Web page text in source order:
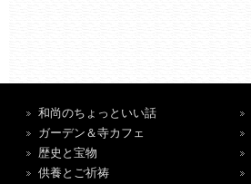
和尚のちょっといい話
ガーデン＆寺カフェ
歴史と宝物
供養とご祈祷